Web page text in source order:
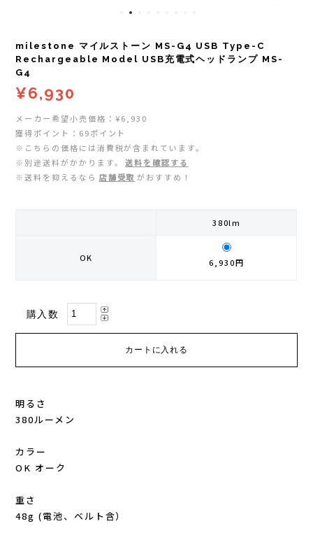
ストックポール
その他
PUREPALA(ピュアパラ)
SAMURAICHARGE Pro
SAMURAI GEL(サムライジェル)
Shonai Special(ショウナイスペシャル)
ジャパンエナジーフード
ミドリ安全
梅丹
DYNAFIT(ディナフィット)
ELDORESO(エルドレッソ)
extremities (エクストリミティーズ)
FEELCAP(フィールキャップ)
goodr(グダー)
injinji(インジンジ)
Joe Nimble(ジョー ニンブル)
milestone マイルストーン MS-G4 USB Type-C
Rechargeable Model USB充電式ヘッドランプ MS-
G4
¥6,930
メーカー希望小売価格：¥6,930
獲得ポイント：69ポイント
※こちらの価格には消費税が含まれています。
※別途送料がかかります。
送料を確認する
※送料を抑えるなら 店舗受取 がおすすめ！
380lm
OK 6,930円
購入数
明るさ
380ルーメン
カラー
OK オーク
重さ
48g (電池、ベルト含）